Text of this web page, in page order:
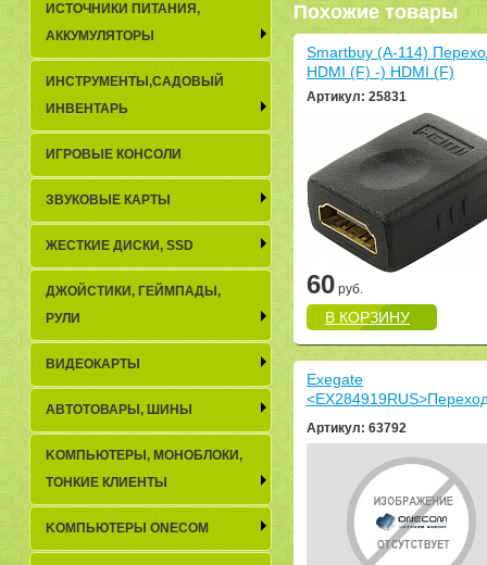
Похожие товары
Smartbuy (A-114)
HDMI (F) -) HDMI (F)
Артикул: 25831
60 руб.
В КОРЗИНУ
Exegate
образный 270° (EX-
Артикул: 63792
ИСТОЧНИКИ ПИТАНИЯ,
АККУМУЛЯТОРЫ
ИНСТРУМЕНТЫ,САДОВЫЙ
ИНВЕНТАРЬ
ИГРОВЫЕ КОНСОЛИ
ЗВУКОВЫЕ КАРТЫ
ЖЕСТКИЕ ДИСКИ, SSD
ДЖОЙСТИКИ, ГЕЙМПАДЫ,
РУЛИ
ВИДЕОКАРТЫ
АВТОТОВАРЫ, ШИНЫ
KОМПЬЮТЕРЫ, МОНОБЛОКИ,
ТОНКИЕ КЛИЕНТЫ
KОМПЬЮТЕРЫ ONECOM